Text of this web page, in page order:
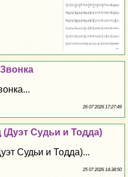
26 07 2026 17:27:49
Судьи и Тодда)
Судьи и Тодда)...
25 07 2026 14:38:50